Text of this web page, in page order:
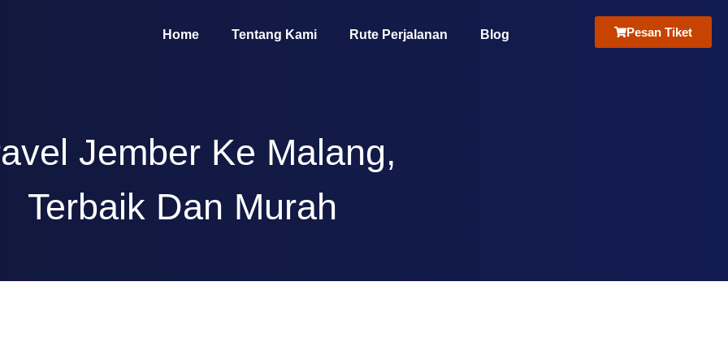
Home Tentang Kami Rute Perjalanan Blog Pesan Tiket
Jember Ke Malang,
Terbaik Dan Murah